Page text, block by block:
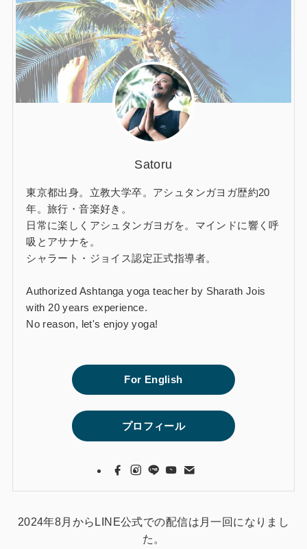
Satoru
東京都出身。立教大学卒。アシュタンガヨガ歴約20
年。旅行・音楽好き。
日常に楽しくアシュタンガヨガを。マインドに響く呼
吸とアサナを。
シャラート・ジョイス認定正式指導者。
Authorized Ashtanga yoga teacher by Sharath Jois
with 20 years experience.
No reason, let's enjoy yoga!
For English
プロフィール
2024年8月からLINE公式での配信は月一回になりまし
た。